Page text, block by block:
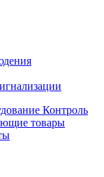
Контроль
товары